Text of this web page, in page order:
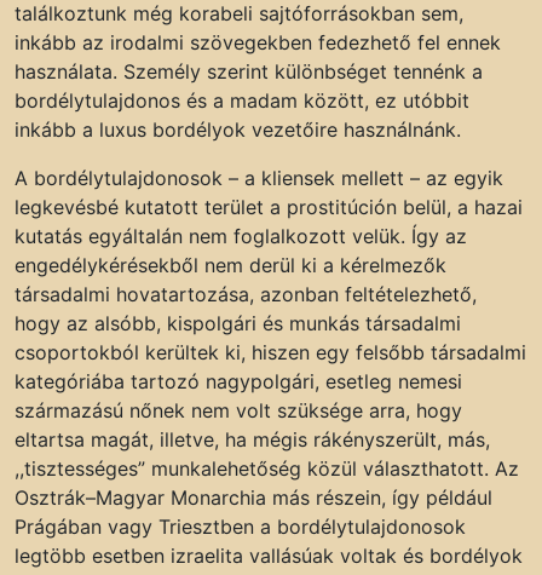
találkoztunk még korabeli sajtóforrásokban sem,
inkább az irodalmi szövegekben fedezhető fel ennek
használata. Személy szerint különbséget tennénk a
bordélytulajdonos és a madam között, ez utóbbit
inkább a luxus bordélyok vezetőire használnánk.
A bordélytulajdonosok – a kliensek mellett – az egyik
legkevésbé kutatott terület a prostitúción belül, a hazai
kutatás egyáltalán nem foglalkozott velük. Így az
engedélykérésekből nem derül ki a kérelmezők
társadalmi hovatartozása, azonban feltételezhető,
hogy az alsóbb, kispolgári és munkás társadalmi
csoportokból kerültek ki, hiszen egy felsőbb társadalmi
kategóriába tartozó nagypolgári, esetleg nemesi
származású nőnek nem volt szüksége arra, hogy
eltartsa magát, illetve, ha mégis rákényszerült, más,
,,tisztességes” munkalehetőség közül választhatott. Az
Osztrák–Magyar Monarchia más részein, így például
Prágában vagy Triesztben a bordélytulajdonosok
legtöbb esetben izraelita vallásúak voltak és bordélyok